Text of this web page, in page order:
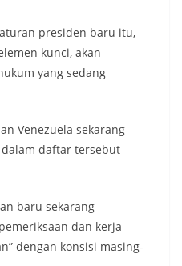
presiden baru itu,
kunci, akan
yang sedang
Venezuela sekarang
daftar tersebut
baru sekarang
dan kerja
dengan konsisi masing-